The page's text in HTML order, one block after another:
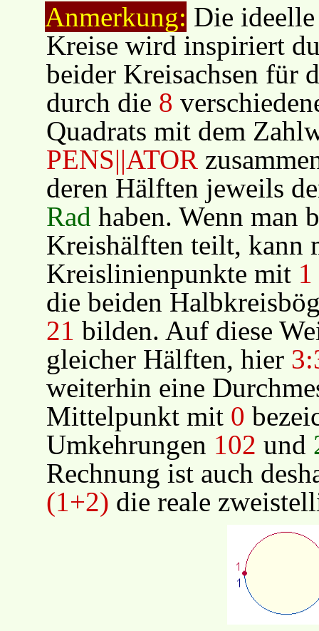
Anmerkung: Die
Kreise wird inspiriert
beider Kreisachsen für
durch die 8
Quadrats mit dem
PENS||ATOR
deren Hälften jeweils
Rad haben. Wenn man
Kreishälften teilt, kann
Kreislinienpunkte mit 1
die beiden
21 bilden. Auf diese
gleicher Hälften, hier
weiterhin eine
Mittelpunkt mit 0
Umkehrungen 102 und
Rechnung ist auch
(1+2) die reale